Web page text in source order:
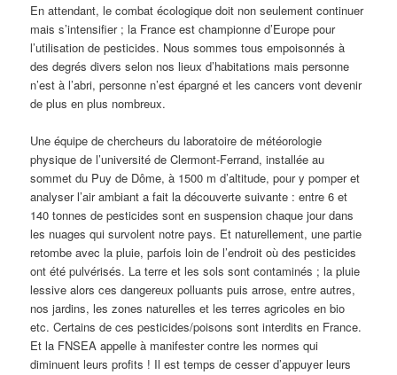
En attendant, le combat écologique doit non seulement continuer
mais s’intensifier ; la France est championne d’Europe pour
l’utilisation de pesticides. Nous sommes tous empoisonnés à
des degrés divers selon nos lieux d’habitations mais personne
n’est à l’abri, personne n’est épargné et les cancers vont devenir
de plus en plus nombreux.
Une équipe de chercheurs du laboratoire de météorologie
physique de l’université de Clermont-Ferrand, installée au
sommet du Puy de Dôme, à 1500 m d’altitude, pour y pomper et
analyser l’air ambiant a fait la découverte suivante : entre 6 et
140 tonnes de pesticides sont en suspension chaque jour dans
les nuages qui survolent notre pays. Et naturellement, une partie
retombe avec la pluie, parfois loin de l’endroit où des pesticides
ont été pulvérisés. La terre et les sols sont contaminés ; la pluie
lessive alors ces dangereux polluants puis arrose, entre autres,
nos jardins, les zones naturelles et les terres agricoles en bio
etc. Certains de ces pesticides/poisons sont interdits en France.
Et la FNSEA appelle à manifester contre les normes qui
diminuent leurs profits ! Il est temps de cesser d’appuyer leurs